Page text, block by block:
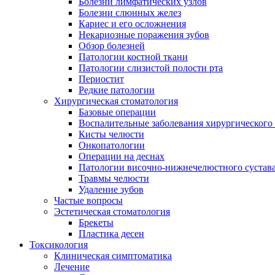
Болезни слюнных желез
Кариес и его осложнения
Некариозные поражения зубов
Обзор болезней
Патологии костной ткани
Патологии слизистой полости рта
Периостит
Редкие патологии
Хирургическая стоматология
Базовые операции
Воспалительные заболевания
Кисты челюсти
Онкопатологии
Операции на деснах
Патологии височно-нижнечелюстного сустава
Травмы челюсти
Удаление зубов
Частые вопросы
Эстетическая стоматология
Брекеты
Пластика десен
Токсикология
Клиническая симптоматика
Лечение